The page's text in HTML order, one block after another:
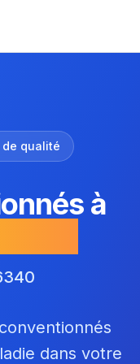
de qualité
à
dans votre